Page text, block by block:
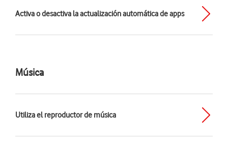
Activa o desactiva la actualización automática de apps
Música
Utiliza el reproductor de música